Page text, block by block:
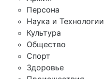
Персона
Наука и Технологии
Культура
Общество
Спорт
Здоровье